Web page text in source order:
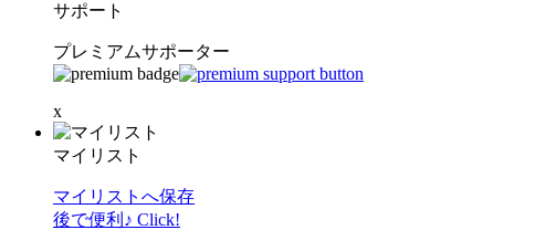
サポート
プレミアムサポーター
x
マイリスト
マイリストへ保存
後で便利♪ Click!